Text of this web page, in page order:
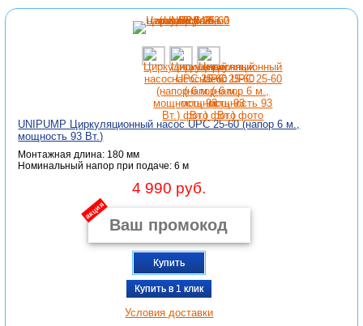
UNIPUMP Циркуляционный насос UPС 25-60 (напор 6 м.,
мощность 93 Вт.)
Монтажная длина: 180 мм
Номинальный напор при подаче: 6 м
4 990 руб.
акция
Купить
Купить в 1 клик
Условия доставки